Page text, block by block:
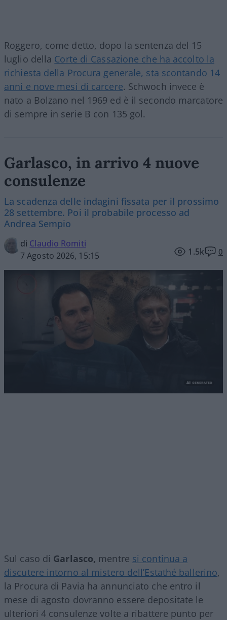
Roggero, come detto, dopo la sentenza del 15
luglio della Corte di Cassazione che ha accolto la
richiesta della Procura generale, sta scontando 14
anni e nove mesi di carcere. Schwoch invece è
nato a Bolzano nel 1969 ed è il secondo marcatore
di sempre in serie B con 135 gol.
Garlasco, in arrivo 4 nuove
consulenze
La scadenza delle indagini fissata per il prossimo
28 settembre. Poi il probabile processo ad
Andrea Sempio
di Claudio Romiti
7 Agosto 2026, 15:15
1.5k 0
Sul caso di Garlasco, mentre si continua a
discutere intorno al mistero dell’Estathé ballerino,
la Procura di Pavia ha annunciato che entro il
mese di agosto dovranno essere depositate le
ulteriori 4 consulenze volte a ribattere punto per